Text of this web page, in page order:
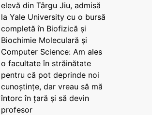
elevă din Târgu Jiu, admisă
la Yale University cu o bursă
completă în Biofizică și
Biochimie Moleculară și
Computer Science: Am ales
o facultate în străinătate
pentru că pot deprinde noi
cunoștințe, dar vreau să mă
întorc în țară și să devin
profesor